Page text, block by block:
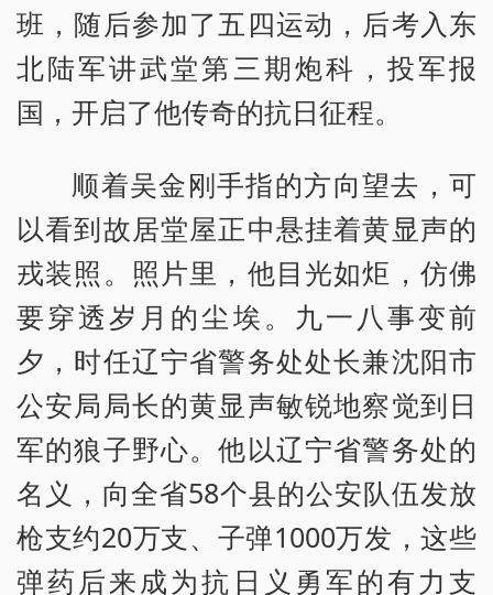
班，随后参加了五四运动，后考入东
北陆军讲武堂第三期炮科，投军报
国，开启了他传奇的抗日征程。
顺着吴金刚手指的方向望去，可
以看到故居堂屋正中悬挂着黄显声的
戎装照。照片里，他目光如炬，仿佛
要穿透岁月的尘埃。九一八事变前
夕，时任辽宁省警务处处长兼沈阳市
公安局局长的黄显声敏锐地察觉到日
军的狼子野心。他以辽宁省警务处的
名义，向全省58个县的公安队伍发放
枪支约20万支、子弹1000万发，这些
弹药后来成为抗日义勇军的有力支